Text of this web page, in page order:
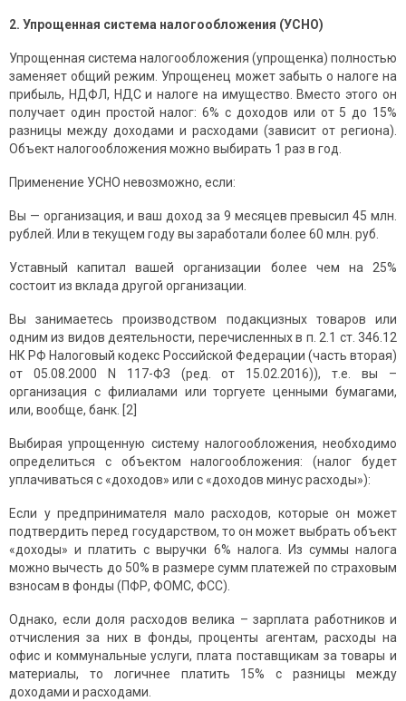
2. Упрощенная система налогообложения (УСНО)
Упрощенная система налогообложения (упрощенка) полностью
заменяет общий режим. Упрощенец может забыть о налоге на
прибыль, НДФЛ, НДС и налоге на имущество. Вместо этого он
получает один простой налог: 6% с доходов или от 5 до 15%
разницы между доходами и расходами (зависит от региона).
Объект налогообложения можно выбирать 1 раз в год.
Применение УСНО невозможно, если:
Вы — организация, и ваш доход за 9 месяцев превысил 45 млн.
рублей. Или в текущем году вы заработали более 60 млн. руб.
Уставный капитал вашей организации более чем на 25%
состоит из вклада другой организации.
Вы занимаетесь производством подакцизных товаров или
одним из видов деятельности, перечисленных в п. 2.1 ст. 346.12
НК РФ Налоговый кодекс Российской Федерации (часть вторая)
от 05.08.2000 N 117-ФЗ (ред. от 15.02.2016)), т.е. вы –
организация с филиалами или торгуете ценными бумагами,
или, вообще, банк. [2]
Выбирая упрощенную систему налогообложения, необходимо
определиться с объектом налогообложения: (налог будет
уплачиваться с «доходов» или с «доходов минус расходы»):
Если у предпринимателя мало расходов, которые он может
подтвердить перед государством, то он может выбрать объект
«доходы» и платить с выручки 6% налога. Из суммы налога
можно вычесть до 50% в размере сумм платежей по страховым
взносам в фонды (ПФР, ФОМС, ФСС).
Однако, если доля расходов велика – зарплата работников и
отчисления за них в фонды, проценты агентам, расходы на
офис и коммунальные услуги, плата поставщикам за товары и
материалы, то логичнее платить 15% с разницы между
доходами и расходами.